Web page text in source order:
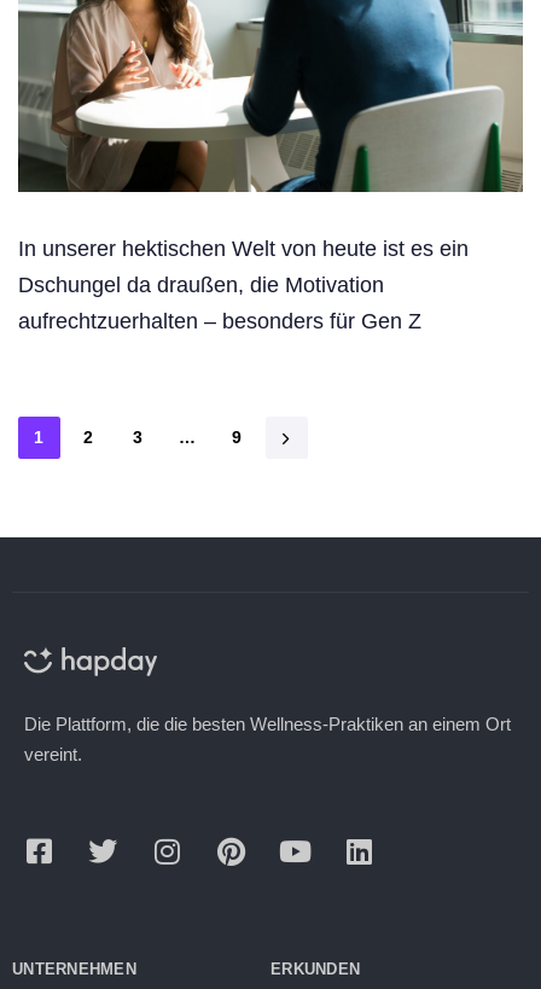
In unserer hektischen Welt von heute ist es ein
Dschungel da draußen, die Motivation
aufrechtzuerhalten – besonders für Gen Z
1 2 3 … 9
Die Plattform, die die besten Wellness-Praktiken an einem Ort
vereint.
UNTERNEHMEN ERKUNDEN